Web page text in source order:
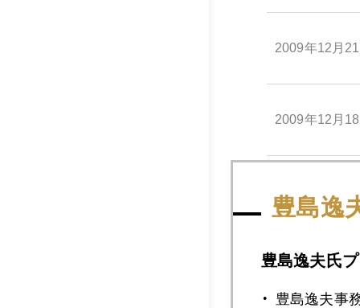
2009年12月21
2009年12月18
2009年12月16
豊島逸
豊島逸夫氏
豊島逸夫事